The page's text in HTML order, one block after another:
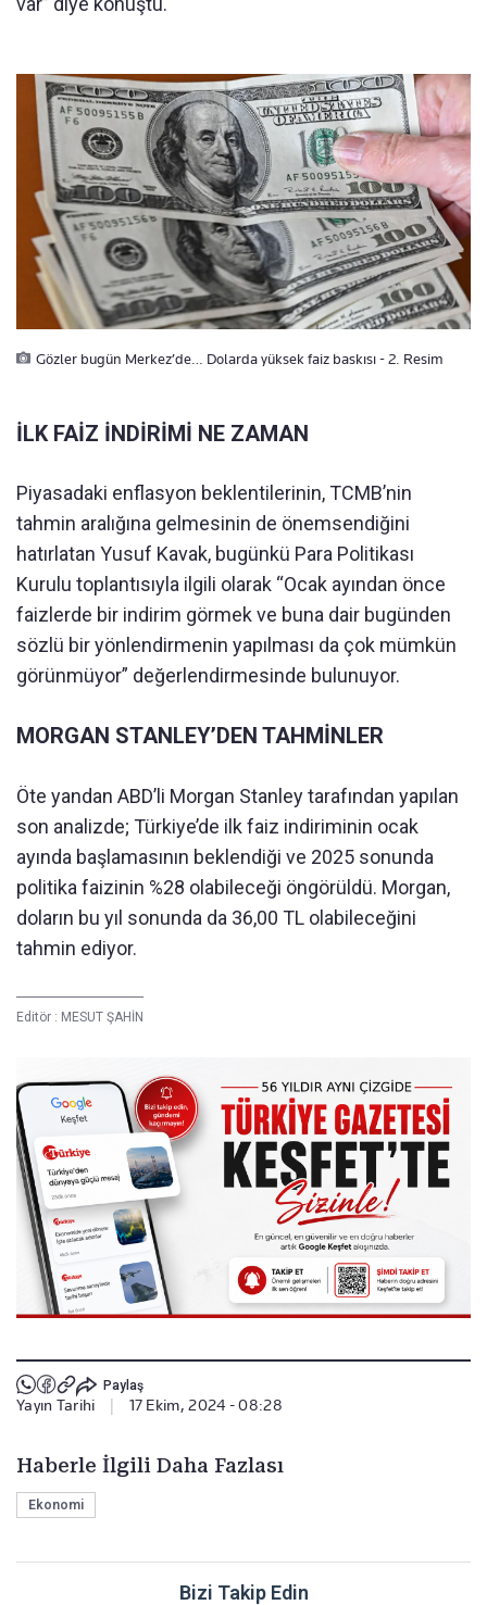
Gözler bugün Merkez’de… Dolarda yüksek faiz baskısı - 2. Resim
İLK FAİZ İNDİRİMİ NE ZAMAN
Piyasadaki enflasyon beklentilerinin, TCMB’nin
tahmin aralığına gelmesinin de önemsendiğini
hatırlatan Yusuf Kavak, bugünkü Para Politikası
Kurulu toplantısıyla ilgili olarak “Ocak ayından önce
faizlerde bir indirim görmek ve buna dair bugünden
sözlü bir yönlendirmenin yapılması da çok mümkün
görünmüyor” değerlendirmesinde bulunuyor.
MORGAN STANLEY’DEN TAHMİNLER
Öte yandan ABD’li Morgan Stanley tarafından yapılan
son analizde; Türkiye’de ilk faiz indiriminin ocak
ayında başlamasının beklendiği ve 2025 sonunda
politika faizinin %28 olabileceği öngörüldü. Morgan,
doların bu yıl sonunda da 36,00 TL olabileceğini
tahmin ediyor.
Editör : MESUT ŞAHİN
Paylaş
Yayın Tarihi 17 Ekim, 2024 - 08:28
Haberle İlgili Daha Fazlası
Ekonomi
Bizi Takip Edin